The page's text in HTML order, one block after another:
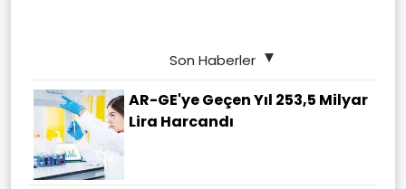
Son Haberler
AR-GE'ye Geçen Yıl 253,5 Milyar
Lira Harcandı